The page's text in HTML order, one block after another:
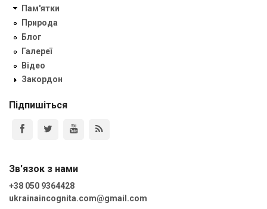
Пам'ятки
Природа
Блог
Галереї
Відео
Закордон
Підпишіться
Зв'язок з нами
+38 050 9364428
ukrainaincognita.com@gmail.com